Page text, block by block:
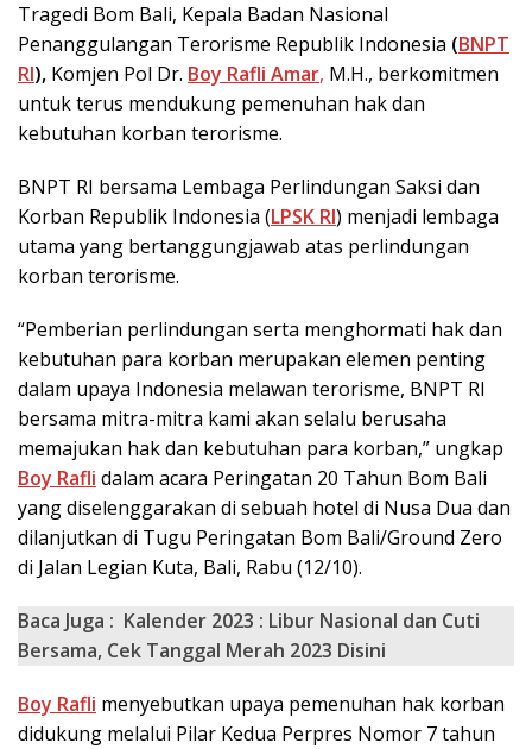
Tragedi Bom Bali, Kepala Badan Nasional
Penanggulangan Terorisme Republik Indonesia (BNPT
RI), Komjen Pol Dr. Boy Rafli Amar, M.H., berkomitmen
untuk terus mendukung pemenuhan hak dan
kebutuhan korban terorisme.
BNPT RI bersama Lembaga Perlindungan Saksi dan
Korban Republik Indonesia (LPSK RI) menjadi lembaga
utama yang bertanggungjawab atas perlindungan
korban terorisme.
“Pemberian perlindungan serta menghormati hak dan
kebutuhan para korban merupakan elemen penting
dalam upaya Indonesia melawan terorisme, BNPT RI
bersama mitra-mitra kami akan selalu berusaha
memajukan hak dan kebutuhan para korban,” ungkap
Boy Rafli dalam acara Peringatan 20 Tahun Bom Bali
yang diselenggarakan di sebuah hotel di Nusa Dua dan
dilanjutkan di Tugu Peringatan Bom Bali/Ground Zero
di Jalan Legian Kuta, Bali, Rabu (12/10).
Baca Juga : Kalender 2023 : Libur Nasional dan Cuti
Bersama, Cek Tanggal Merah 2023 Disini
Boy Rafli menyebutkan upaya pemenuhan hak korban
didukung melalui Pilar Kedua Perpres Nomor 7 tahun